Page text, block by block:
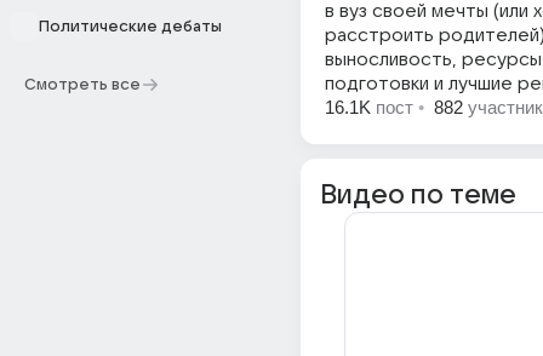
Политические дебаты
Смотреть все
в вуз своей мечты (или
расстроить
выносливость,
подготовки и лучшие
16.1K пост • 882
Видео по теме